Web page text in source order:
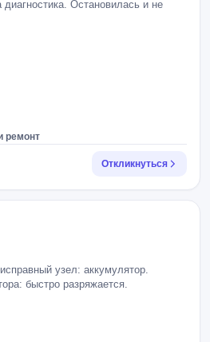
Остановилась и не
ремонт
Откликнуться
узел: аккумулятор.
быстро разряжается.